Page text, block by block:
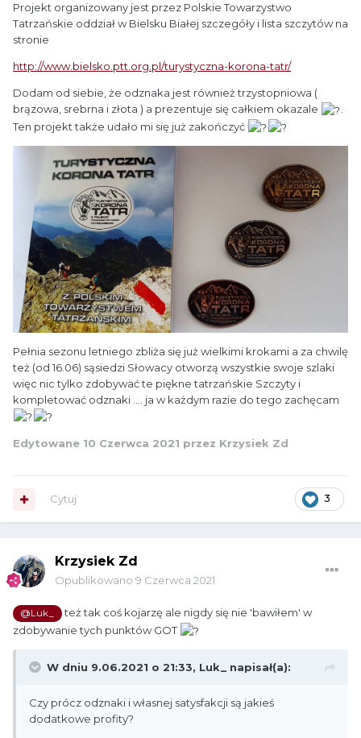
Projekt organizowany jest przez Polskie Towarzystwo
Tatrzańskie oddział w Bielsku Białej szczegóły i lista szczytów na
stronie
http://www.bielsko.ptt.org.pl/turystyczna-korona-tatr/
Dodam od siebie, że odznaka jest również trzystopniowa (
brązowa, srebrna i złota ) a prezentuje się całkiem okazale
.
Ten projekt także udało mi się już zakończyć
Pełnia sezonu letniego zbliża się już wielkimi krokami a za chwilę
też (od 16.06) sąsiedzi Słowacy otworzą wszystkie swoje szlaki
więc nic tylko zdobywać te piękne tatrzańskie Szczyty i
kompletować odznaki .... ja w każdym razie do tego zachęcam
Edytowane 10 Czerwca 2021 przez Krzysiek Zd
3
Cytuj
Krzysiek Zd
Opublikowano 9 Czerwca 2021
@Luk_
też tak coś kojarzę ale nigdy się nie 'bawiłem' w
zdobywanie tych punktów GOT
W dniu 9.06.2021 o 21:33, Luk_ napisał(a):
Czy prócz odznaki i własnej satysfakcji są jakieś
dodatkowe profity?